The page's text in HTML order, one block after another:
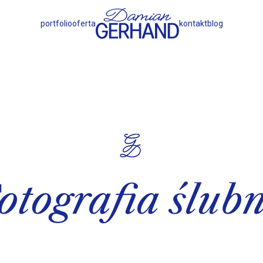
portfoliooferta kontaktblog